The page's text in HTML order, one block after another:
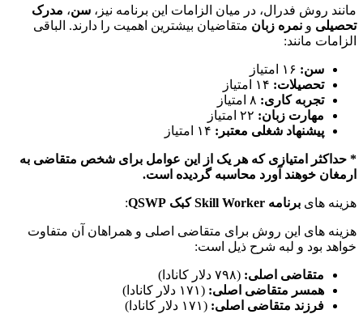
مانند روش فدرال، در میان الزامات این برنامه نیز، سن، مدرک
تحصیلی و نمره زبان متقاضیان بیشترین اهمیت را دارند. الباقی
الزامات مانند:
سن:
تحصیلات:
تجربه کاری: ۸ امتیاز
مهارت زبان: ۲۲ امتیاز
پیشنهاد شغلی معتبر:
* حداکثر امتیازی که هر یک از این عوامل برای شخص متقاضی به
ارمغان خوهند آورد محاسبه گردیده است.
هزینه های برنامه Skill Worker کبک QSWP :
هزینه های این روش برای متقاضی اصلی و همراهان آن متفاوت
خواهد بود و لبه شرح ذیل است:
متقاضی اصلی: (۷۹۸ دلار کانادا)
همسر متقاضی اصلی: (۱۷۱ دلار کانادا)
فرزند متقاضی اصلی: (۱۷۱ دلار کانادا)